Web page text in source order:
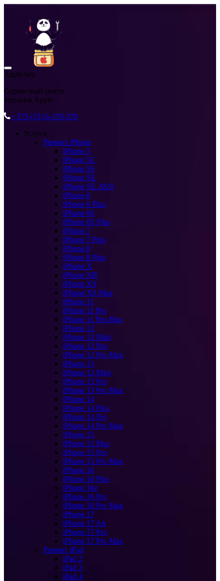
AppleJam
Сервисный центр
техники Apple
+ 375 (33) 6-370-370
Услуги
Ремонт iPhone
iPhone 5
iPhone 5C
iPhone 5S
iPhone SE
iPhone SE 2020
iPhone 6
iPhone 6 Plus
iPhone 6S
iPhone 6S Plus
iPhone 7
iPhone 7 Plus
iPhone 8
iPhone 8 Plus
iPhone X
iPhone XR
iPhone XS
iPhone XS Max
iPhone 11
iPhone 11 Pro
iPhone 11 Pro Max
iPhone 12
iPhone 12 Mini
iPhone 12 Pro
iPhone 12 Pro Max
iPhone 13
iPhone 13 Mini
iPhone 13 Pro
iPhone 13 Pro Max
iPhone 14
iPhone 14 Plus
iPhone 14 Pro
iPhone 14 Pro Max
iPhone 15
iPhone 15 Plus
iPhone 15 Pro
iPhone 15 Pro Max
iPhone 16
iPhone 16 Plus
iPhone 16e
iPhone 16 Pro
iPhone 16 Pro Max
iPhone 17
iPhone 17 Air
iPhone 17 Pro
iPhone 17 Pro Max
Ремонт iPad
iPad 2
iPad 3
iPad 4